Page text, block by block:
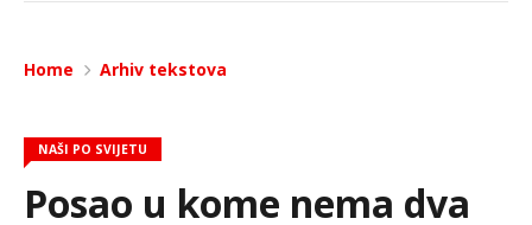
Home Arhiv tekstova
NAŠI PO SVIJETU
Posao u kome nema dva